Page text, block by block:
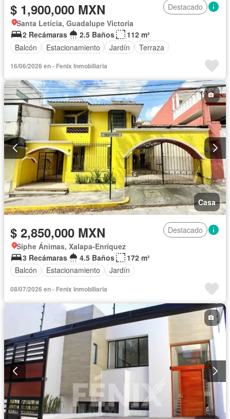
$ 1,900,000 MXN
Destacado
Santa Leticia, Guadalupe Victoria
2 Recámaras
2.5 Baños
112 m²
Balcón
Estacionamiento Jardín Terraza
16/06/2026 en - Fenix Inmobiliaria
Casa
$ 2,850,000 MXN
Destacado
Siphe Ánimas, Xalapa-Enríquez
3 Recámaras
4.5 Baños
172 m²
Balcón
Estacionamiento Jardín
08/07/2026 en - Fenix Inmobiliaria